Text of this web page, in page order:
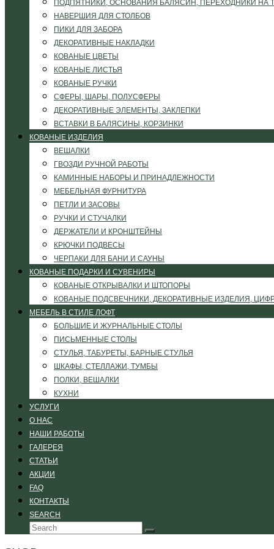
ПОДПЯТНИКИ, ОСНОВАНИЯ БАЛЯСИН, ПЕРЕХОДНИКИ НА
НАВЕРШИЯ ДЛЯ СТОЛБОВ
ПИКИ ДЛЯ ЗАБОРА
ДЕКОРАТИВНЫЕ НАКЛАДКИ
КОВАНЫЕ ЦВЕТЫ
КОВАНЫЕ ЛИСТЬЯ
КОВАНЫЕ РУЧКИ
СФЕРЫ, ШАРЫ, ПОЛУСФЕРЫ
ДЕКОРАТИВНЫЕ ЭЛЕМЕНТЫ, ЗАКЛЕПКИ
ВСТАВКИ В БАЛЯСИНЫ, КОРЗИНКИ
КОВАНЫЕ ИЗДЕЛИЯ
ВЕШАЛКИ
ГВОЗДИ РУЧНОЙ РАБОТЫ
КАМИННЫЕ НАБОРЫ И ПРИНАДЛЕЖНОСТИ
МЕБЕЛЬНАЯ ФУРНИТУРА
ПЕТЛИ И ЗАСОВЫ
РУЧКИ И СТУЧАЛКИ
ДЕРЖАТЕЛИ И КРОНШТЕЙНЫ
КРЮЧКИ ПОДВЕСЫ
ЧЕРПАКИ ДЛЯ БАНИ И САУНЫ
КОВАНЫЕ ПОДАРКИ И СУВЕНИРЫ
КОВАНЫЕ ОТКРЫВАЛКИ И ШТОПОРЫ
КОВАНЫЕ ПОДСВЕЧНИКИ, ДЕКОРАТИВНЫЕ ИЗДЕЛИЯ,
МЕБЕЛЬ В СТИЛЕ ЛОФТ
БОЛЬШИЕ И ЖУРНАЛЬНЫЕ СТОЛЫ
ПИСЬМЕННЫЕ СТОЛЫ
СТУЛЬЯ, ТАБУРЕТЫ, БАРНЫЕ СТУЛЬЯ
ШКАФЫ, СТЕЛЛАЖИ, ТУМБЫ
ПОЛКИ, ВЕШАЛКИ
КУХНИ
УСЛУГИ
О НАС
НАШИ РАБОТЫ
ГАЛЕРЕЯ
СТАТЬИ
АКЦИИ
FAQ
КОНТАКТЫ
SEARCH
Search
Submit